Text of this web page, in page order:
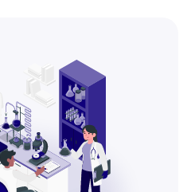
и тканей.